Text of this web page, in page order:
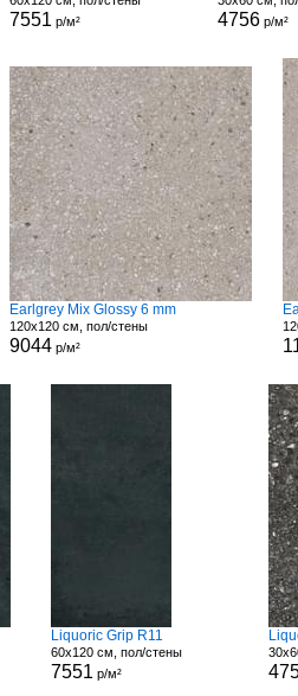
7551 р/м² 4756р/м²
Earlgrey Mix Glossy 6 mm
120x120 см, пол/стены
9044р/м²
Liquoric Grip R11
60x120 см, пол/стены
7551 р/м²